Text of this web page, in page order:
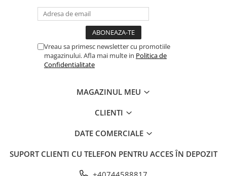
Vreau sa primesc newsletter cu promotiile
magazinului. Afla mai multe in Politica de
Confidentialitate
MAGAZINUL MEU
CLIENTI
DATE COMERCIALE
SUPORT CLIENTI CU TELEFON PENTRU ACCES ÎN DEPOZIT